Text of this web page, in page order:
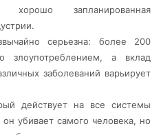
запланированная
серьезна: более 200
злоупотреблением, а вклад
заболеваний варьирует
действует на все системы
убивает самого человека, но